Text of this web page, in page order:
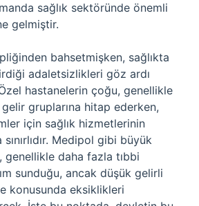
sağlık sektöründe önemli
gelmiştir.
bahsetmişken, sağlıkta
adaletsizlikleri göz ardı
hastanelerin çoğu, genellikle
gruplarına hitap ederken,
için sağlık hizmetlerinin
Medipol gibi büyük
genellikle daha fazla tıbbi
sunduğu, ancak düşük gelirli
konusunda eksiklikleri